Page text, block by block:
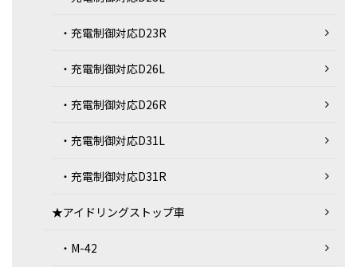
・充電制御対応D23R
・充電制御対応D26L
・充電制御対応D26R
・充電制御対応D31L
・充電制御対応D31R
★アイドリングストップ車
・M-42